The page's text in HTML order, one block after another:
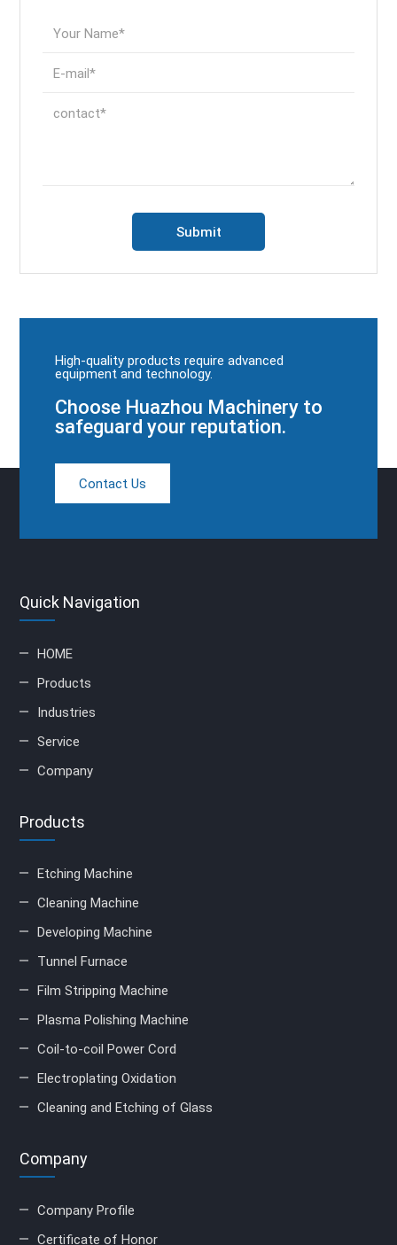
High-quality products require advanced
equipment and technology.
Choose Huazhou Machinery to
safeguard your reputation.
Contact Us
Quick Navigation
HOME
Products
Industries
Service
Company
Products
Etching Machine
Cleaning Machine
Developing Machine
Tunnel Furnace
Film Stripping Machine
Plasma Polishing Machine
Coil-to-coil Power Cord
Electroplating Oxidation
Cleaning and Etching of Glass
Company
Company Profile
Certificate of Honor